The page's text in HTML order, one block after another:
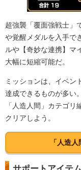
超強襲「覆面強戦士」
や覚醒メダルを入手で
ルや【奇妙な連携】マ
大幅に短縮可能だ。
ミッションは、イベン
達成できるものが多い
「人造人間」カテゴ
クリアしよう。
「人造